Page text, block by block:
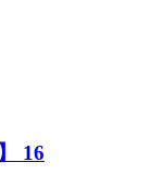
16